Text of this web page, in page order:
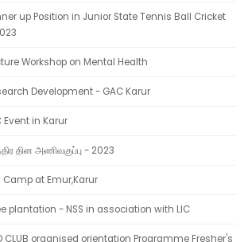
up Position in Junior State Tennis Ball Cricket
Workshop on Mental Health
Development - GAC Karur
Event in Karur
தின அணிவகுப்பு - 2023
Camp at Emur,Karur
plantation - NSS in association with LIC
CLUB organised orientation Programme Fresher's